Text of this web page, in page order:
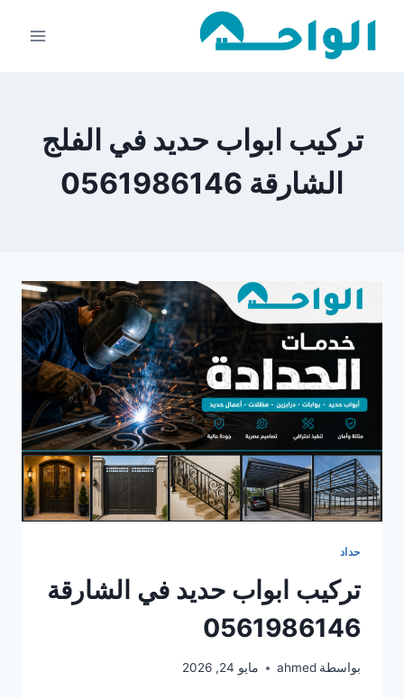
تركيب ابواب حديد في الفلج
الشارقة 0561986146
حداد
تركيب ابواب حديد في الشارقة
0561986146
بواسطة ahmed مايو 24, 2026